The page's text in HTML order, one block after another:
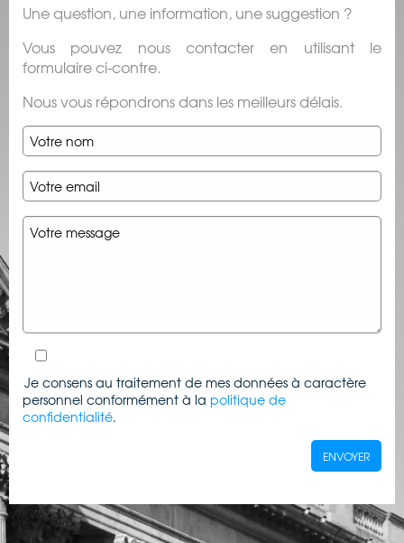
Une question, une information, une suggestion ?
Vous pouvez nous contacter en utilisant le
formulaire ci-contre.
Nous vous répondrons dans les meilleurs délais.
Je consens au traitement de mes données à caractère
personnel conformément à la politique de
confidentialité.